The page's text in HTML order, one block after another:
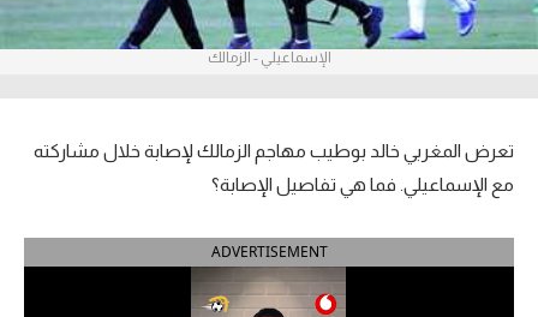
بطولات
أمريكا 2026
الدوري الإنجليزي الممتاز
الدوري الإيطالي
الإسماعيلي - الزمالك
تعرض المغربي خالد بوطيب مهاجم الزمالك لإصابة خلال مشاركته
مع الإسماعيلي. فما هي تفاصيل الإصابة؟
ADVERTISEMENT